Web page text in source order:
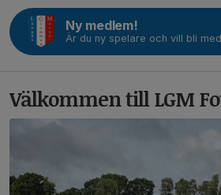
Ny medlem!
Är du ny spelare och vill bli
Välkommen till LGM